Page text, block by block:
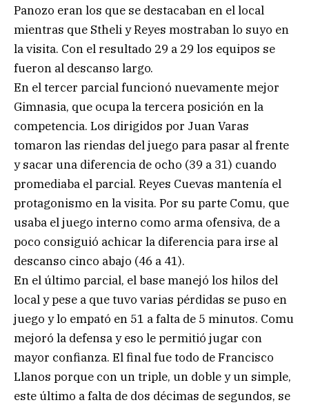
Panozo eran los que se destacaban en el local
mientras que Stheli y Reyes mostraban lo suyo en
la visita. Con el resultado 29 a 29 los equipos se
fueron al descanso largo.
En el tercer parcial funcionó nuevamente mejor
Gimnasia, que ocupa la tercera posición en la
competencia. Los dirigidos por Juan Varas
tomaron las riendas del juego para pasar al frente
y sacar una diferencia de ocho (39 a 31) cuando
promediaba el parcial. Reyes Cuevas mantenía el
protagonismo en la visita. Por su parte Comu, que
usaba el juego interno como arma ofensiva, de a
poco consiguió achicar la diferencia para irse al
descanso cinco abajo (46 a 41).
En el último parcial, el base manejó los hilos del
local y pese a que tuvo varias pérdidas se puso en
juego y lo empató en 51 a falta de 5 minutos. Comu
mejoró la defensa y eso le permitió jugar con
mayor confianza. El final fue todo de Francisco
Llanos porque con un triple, un doble y un simple,
este último a falta de dos décimas de segundos, se